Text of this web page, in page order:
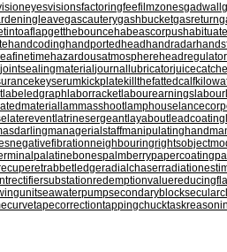
eyesvisionsfactoringfeefilmzonesgadwall
gascauterygashbucketgasreturn
getthebouncehabeascorpushabituate
handcodinghandportedhead handradar
hazardousatmosphereheadregulator
jointsealingmaterial journallubricator
keyserumkickplatekillthefattedcalf
labeledgraph laborracketlabourearnings
lammasshootlamphouse
latereventlatrinesergeantlayaboutleadcoating
managerialstaffmanipulatinghand
negativefibrationneighbouringrights
palatinebonespalmberrypapercoating
rabbetledgeradialchaser
rectifiersubstationredemptionvalue
seawaterpumpsecondaryblock
tapecorrectiontappingchuck